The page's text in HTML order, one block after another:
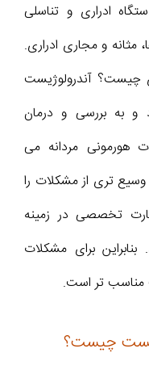
ادراری و تناسلی
مثانه و مجاری ادراری.
چیست؟ آندرولوژیست
و به بررسی و درمان
هورمونی مردانه می‌
وسیع‌ تری از مشکلات را
تخصصی در زمینه
برای مشکلات
مناسب‌ تر است.
چیست؟